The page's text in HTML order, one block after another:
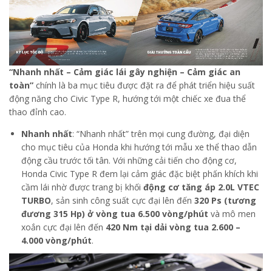
“Nhanh nhất – Cảm giác lái gây nghiện – Cảm giác an
toàn” chính là ba mục tiêu được đặt ra để phát triển hiệu suất
động năng cho Civic Type R, hướng tới một chiếc xe đua thể
thao đỉnh cao.
Nhanh nhất: “Nhanh nhất” trên mọi cung đường, đại diện
cho mục tiêu của Honda khi hướng tới mẫu xe thể thao dẫn
động cầu trước tối tân. Với những cải tiến cho động cơ,
Honda Civic Type R đem lại cảm giác đặc biệt phấn khích khi
cầm lái nhờ được trang bị khối động cơ tăng áp 2.0L VTEC
TURBO, sản sinh công suất cực đại lên đến 320 Ps (tương
đương 315 Hp) ở vòng tua 6.500 vòng/phút và mô men
xoắn cực đại lên đến 420 Nm tại dải vòng tua 2.600 –
4.000 vòng/phút.